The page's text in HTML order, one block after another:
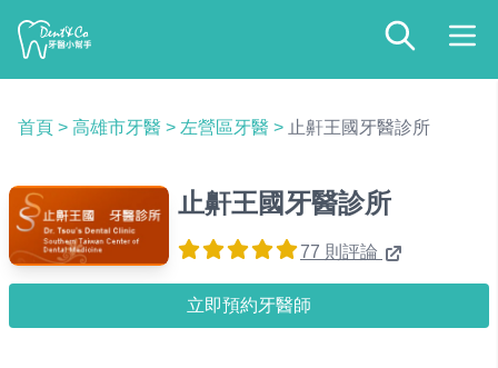
首頁 > 高雄市牙醫 > 左營區牙醫 > 止鼾王國牙醫診所
止鼾王國牙醫診所
77 則評論
立即預約牙醫師